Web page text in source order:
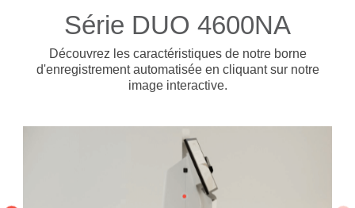
Série DUO 4600NA
Découvrez les caractéristiques de notre borne
d'enregistrement automatisée en cliquant sur notre
image interactive.